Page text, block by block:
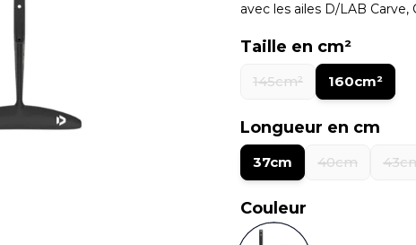
avec les ailes D/LAB Carve,
Taille en cm²
145cm² 160cm²
Longueur en cm
37cm 40cm
Couleur